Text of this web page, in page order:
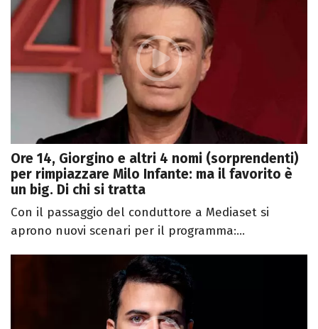
Ore 14, Giorgino e altri 4 nomi (sorprendenti)
per rimpiazzare Milo Infante: ma il favorito è
un big. Di chi si tratta
Con il passaggio del conduttore a Mediaset si
aprono nuovi scenari per il programma:...